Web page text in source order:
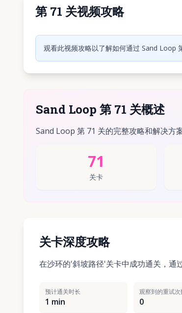
第 71 关视频攻略
观看此视频攻略以了解如何通过 Sand Loop
Sand Loop 第 71 关概述
Sand Loop 第 71 关的完整攻略和解决方
71
关卡
关卡深度攻略
在沙环的'斜坡路径'关卡中成功通关，通
预计通关时长
1 min
观察到的重试次
0